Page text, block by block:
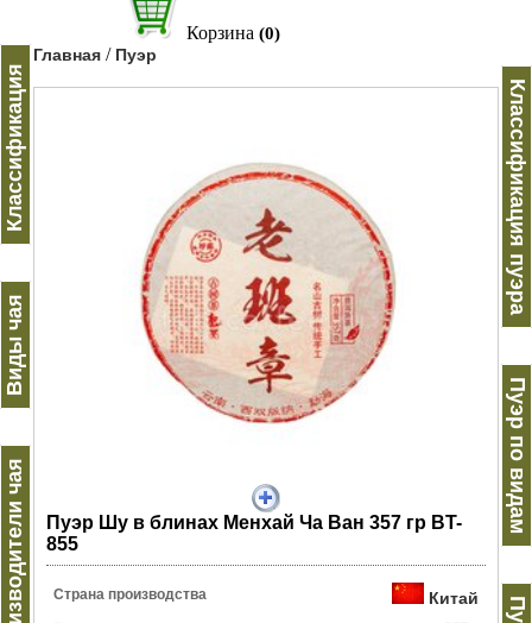
Корзина (0)
Классификация
Виды чая
Производители чая
Главная / Пуэр
Пуэр Шу в блинах Менхай Ча Ван 357 гр BT-
855
Страна производства Китай
Классификация пуэра
Пуэр по видам